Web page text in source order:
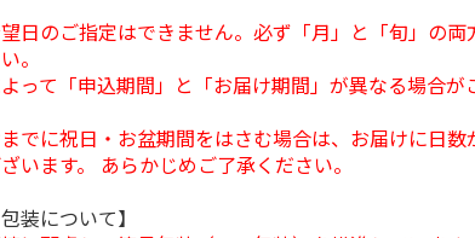
お中元＞東京あん
入
4.0（1）
円
＜お中元＞江戸日本
入
4.0（1）
2,000円
＜お中元＞ななこ
3,240円
日のご指定はできません。必ず「月」と「旬」の両
。
って「申込期間」と「お届け期間」が異なる場合が
でに祝日・お盆期間をはさむ場合は、お届けに日数
います。 あらかじめご了承ください。
装について】